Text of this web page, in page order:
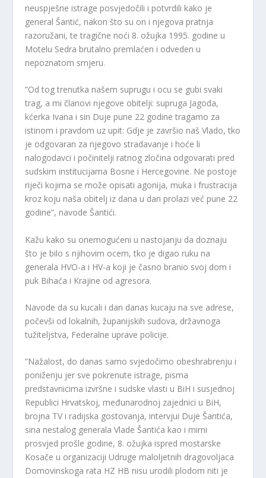
neuspješne istrage posvjedočili i potvrdili kako je
general Šantić, nakon što su on i njegova pratnja
razoružani, te tragične noći 8. ožujka 1995. godine u
Motelu Sedra brutalno premlaćen i odveden u
nepoznatom smjeru.
”Od tog trenutka našem suprugu i ocu se gubi svaki
trag, a mi članovi njegove obitelji: supruga Jagoda,
kćerka Ivana i sin Duje pune 22 godine tragamo za
istinom i pravdom uz upit: Gdje je završio naš Vlado, tko
je odgovaran za njegovo stradavanje i hoće li
nalogodavci i počinitelji ratnog zločina odgovarati pred
sudskim institucijama Bosne i Hercegovine. Ne postoje
riječi kojima se može opisati agonija, muka i frustracija
kroz koju naša obitelj iz dana u dan prolazi već pune 22
godine”, navode Šantići.
Kažu kako su onemogućeni u nastojanju da doznaju
što je bilo s njihovim ocem, tko je digao ruku na
generala HVO-a i HV-a koji je časno branio svoj dom i
puk Bihaća i Krajine od agresora.
Navode da su kucali i dan danas kucaju na sve adrese,
počevši od lokalnih, županijskih sudova, državnoga
tužiteljstva, Federalne uprave policije.
”Nažalost, do danas samo svjedočimo obeshrabrenju i
poniženju jer sve pokrenute istrage, pisma
predstavnicima izvršne i sudske vlasti u BiH i susjednoj
Republici Hrvatskoj, međunarodnoj zajednici u BiH,
brojna TV i radijska gostovanja, intervjui Duje Šantića,
sina nestalog generala Vlade Šantića kao i mirni
prosvjed prošle godine, 8. ožujka ispred mostarske
Kosače u organizaciji Udruge maloljetnih dragovoljaca
Domovinskoga rata HZ HB nisu urodili plodom niti je